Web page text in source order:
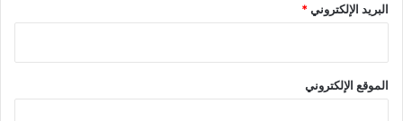
البريد الإلكتروني*
الموقع الإلكتروني